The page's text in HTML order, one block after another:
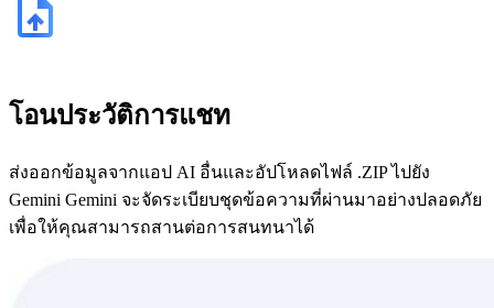
โอนประวัติการแชท
ส่งออกข้อมูลจากแอป AI อื่นและอัปโหลดไฟล์ .ZIP ไปยัง
Gemini Gemini จะจัดระเบียบชุดข้อความที่ผ่านมาอย่างปลอดภัย
เพื่อให้คุณสามารถสานต่อการสนทนาได้